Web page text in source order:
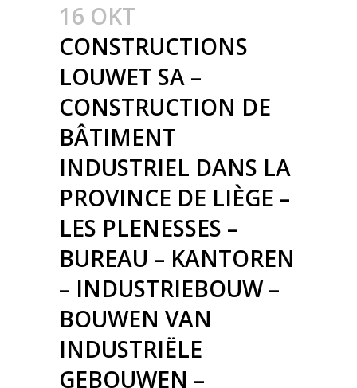
16 OKT
CONSTRUCTIONS
LOUWET SA –
CONSTRUCTION DE
BÂTIMENT
INDUSTRIEL DANS LA
PROVINCE DE LIÈGE –
LES PLENESSES –
BUREAU – KANTOREN
– INDUSTRIEBOUW –
BOUWEN VAN
INDUSTRIËLE
GEBOUWEN –